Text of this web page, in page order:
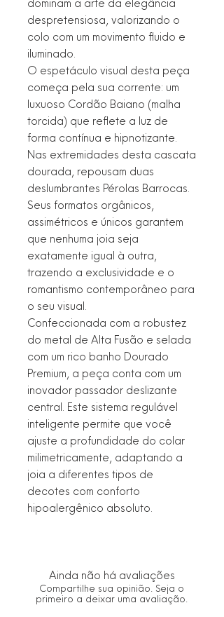
despretensiosa, valorizando o
colo com um movimento fluido e
iluminado.
O espetáculo visual desta peça
começa pela sua corrente: um
luxuoso Cordão Baiano (malha
torcida) que reflete a luz de
forma contínua e hipnotizante.
Nas extremidades desta cascata
dourada, repousam duas
deslumbrantes Pérolas Barrocas.
Seus formatos orgânicos,
assimétricos e únicos garantem
que nenhuma joia seja
exatamente igual à outra,
trazendo a exclusividade e o
romantismo contemporâneo para
o seu visual.
Confeccionada com a robustez
do metal de Alta Fusão e selada
com um rico banho Dourado
Premium, a peça conta com um
inovador passador deslizante
central. Este sistema regulável
inteligente permite que você
ajuste a profundidade do colar
milimetricamente, adaptando a
joia a diferentes tipos de
decotes com conforto
hipoalergênico absoluto.
Ainda não há avaliações
Compartilhe sua opinião. Seja o
primeiro a deixar uma avaliação.